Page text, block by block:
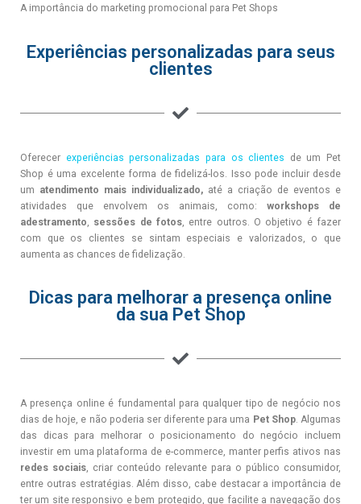
A importância do marketing promocional para Pet Shops
Experiências personalizadas para seus
clientes
Oferecer experiências personalizadas para os clientes de um Pet
Shop é uma excelente forma de fidelizá-los. Isso pode incluir desde
um atendimento mais individualizado, até a criação de eventos e
atividades que envolvem os animais, como: workshops de
adestramento
sessões de fotos , entre outros. O objetivo é fazer
com que os clientes se sintam especiais e valorizados, o que
aumenta as chances de fidelização.
Dicas para melhorar a presença online
da sua Pet Shop
A presença online é fundamental para qualquer tipo de negócio nos
dias de hoje, e não poderia ser diferente para uma Pet Shop. Algumas
das dicas para melhorar o posicionamento do negócio incluem
investir em uma plataforma de e-commerce, manter perfis ativos nas
redes sociais , criar conteúdo relevante para o público consumidor,
entre outras estratégias. Além disso, cabe destacar a importância de
ter um site responsivo e bem protegido, que facilite a navegação dos